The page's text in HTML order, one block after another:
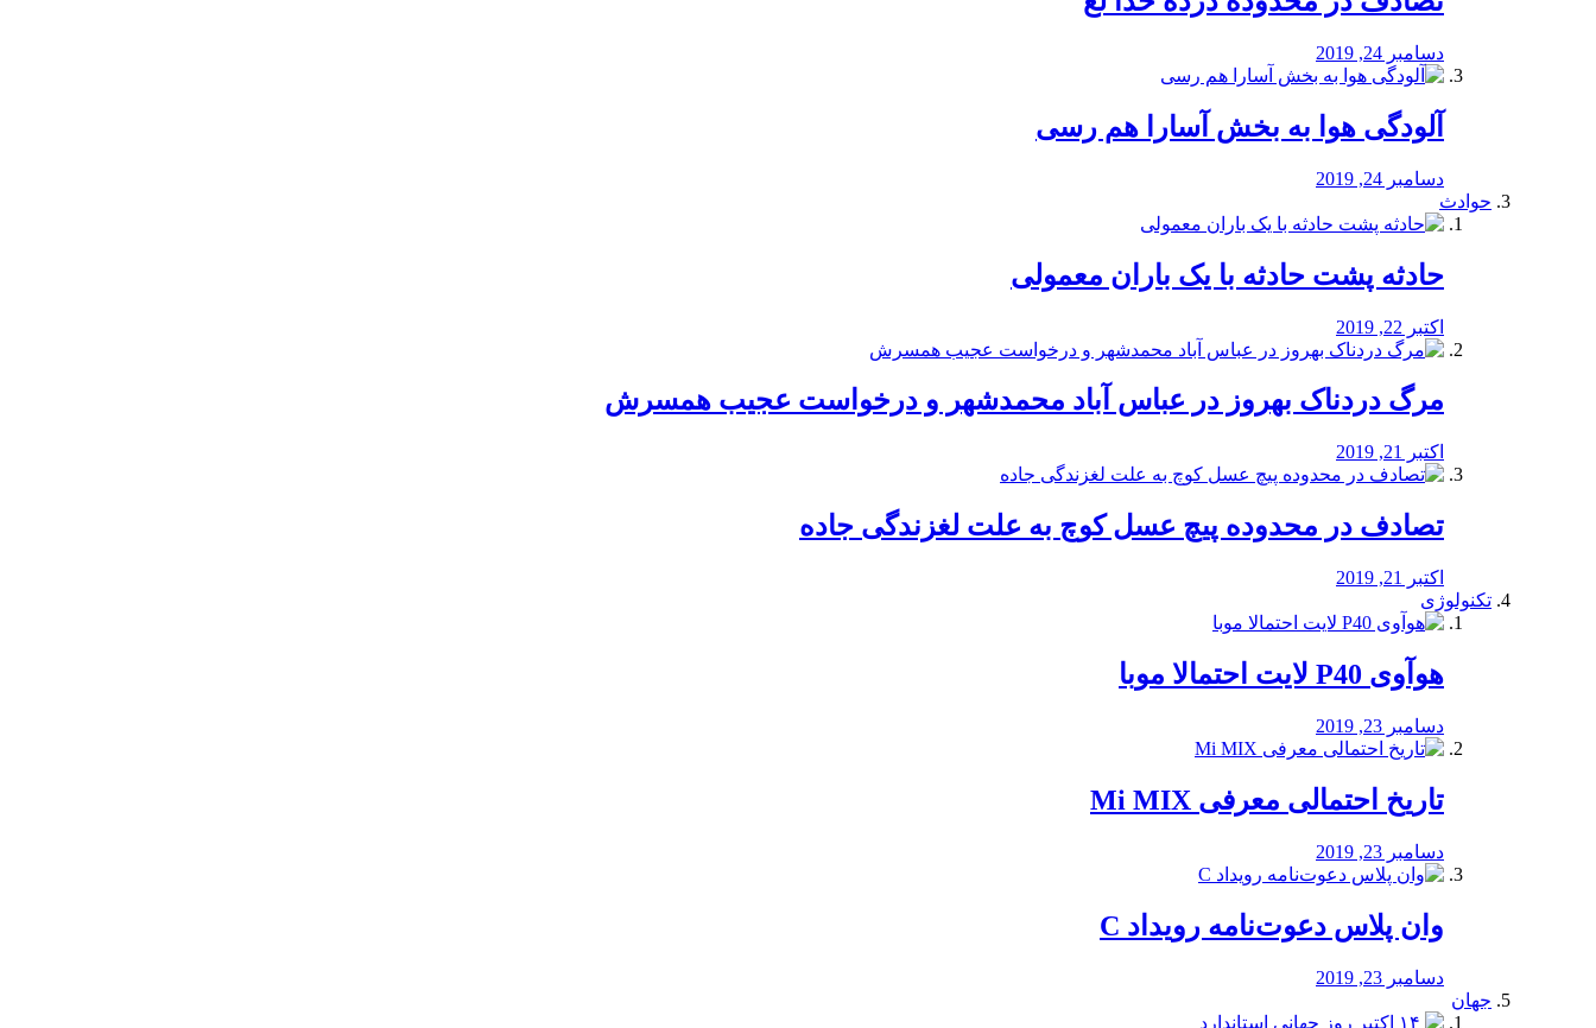
دسامبر 24, 2019
آلودگی هوا به بخش آسارا هم رسی
دسامبر 24, 2019
حوادث
️حادثه پشت حادثه با یک باران معمولی
اکتبر 22, 2019
مرگ دردناک بهروز در عباس آباد محمدشهر و درخواست عجیب همسرش
اکتبر 21, 2019
تصادف در محدوده پیچ عسل کوچ به علت لغزندگی جاده
اکتبر 21, 2019
تکنولوژی
هوآوی P40 لایت احتمالا موبا
دسامبر 23, 2019
تاریخ احتمالی معرفی Mi MIX
دسامبر 23, 2019
وان پلاس دعوت‌نامه رویداد C
دسامبر 23, 2019
جهان